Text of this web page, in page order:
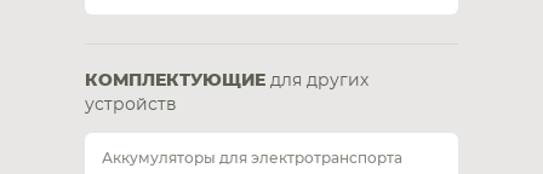
КОМПЛЕКТУЮЩИЕ для других
устройств
Аккумуляторы для электротранспорта